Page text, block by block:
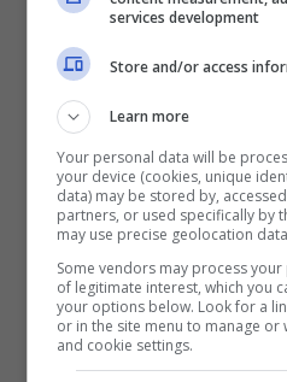
Bonus Benvenuto
Mostra
services development
Store and/or access
Learn more
Your personal data will be
your device (cookies, unique
data) may be stored by,
partners, or used specifically by
may use precise geolocation
Some vendors may process
of legitimate interest, which you
your options below. Look for a
or in the site menu to manage
and cookie settings.